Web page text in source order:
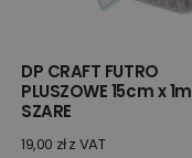
DP CRAFT FUTRO
PLUSZOWE 15cm x 1m
SZARE
19,00 zł z VAT